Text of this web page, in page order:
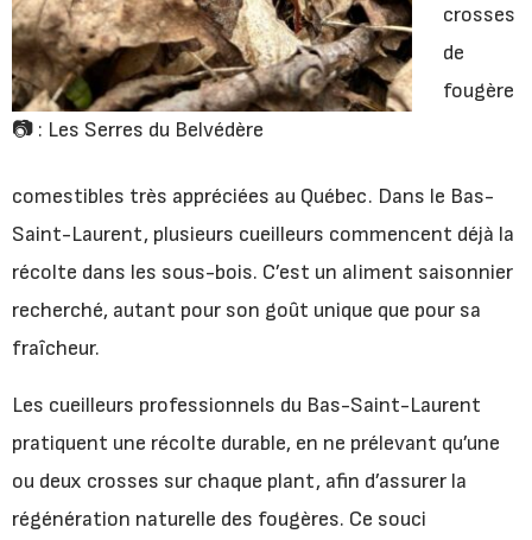
📷 : Les Serres du Belvédère
crosses
de
fougère
comestibles très appréciées au Québec. Dans le Bas-
Saint-Laurent, plusieurs cueilleurs commencent déjà la
récolte dans les sous-bois. C’est un aliment saisonnier
recherché, autant pour son goût unique que pour sa
fraîcheur.
Les cueilleurs professionnels du Bas-Saint-Laurent
pratiquent une récolte durable, en ne prélevant qu’une
ou deux crosses sur chaque plant, afin d’assurer la
régénération naturelle des fougères. Ce souci